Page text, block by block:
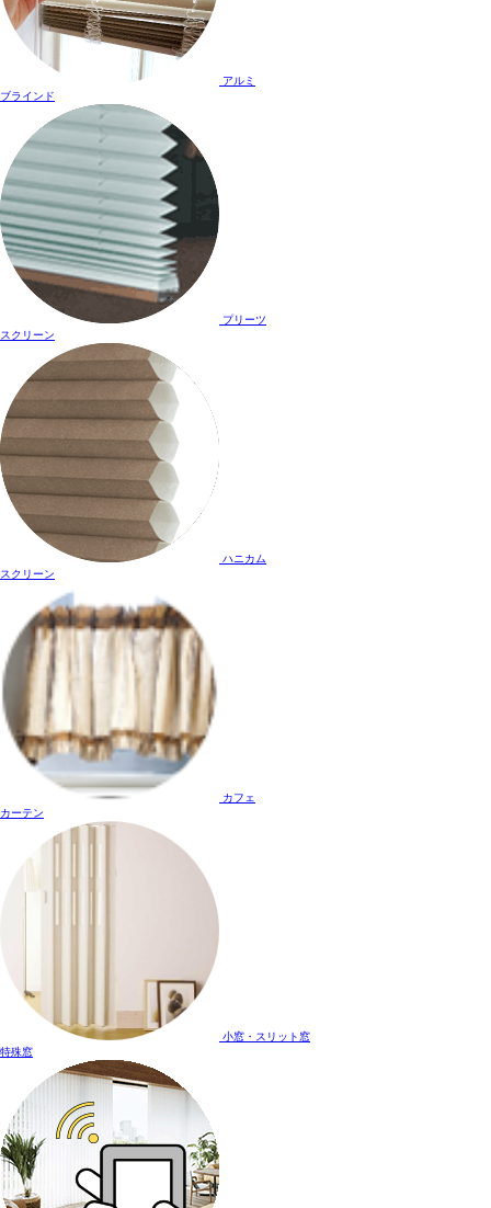
アルミ
ブラインド
プリーツ
スクリーン
ハニカム
スクリーン
カフェ
カーテン
小窓・スリット窓
特殊窓